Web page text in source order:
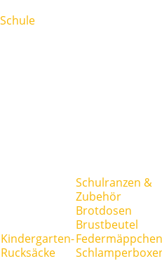
Schule
Kindergarten-
Rucksäcke
Schulranzen &
Zubehör
Brotdosen
Brustbeutel
Federmäppchen